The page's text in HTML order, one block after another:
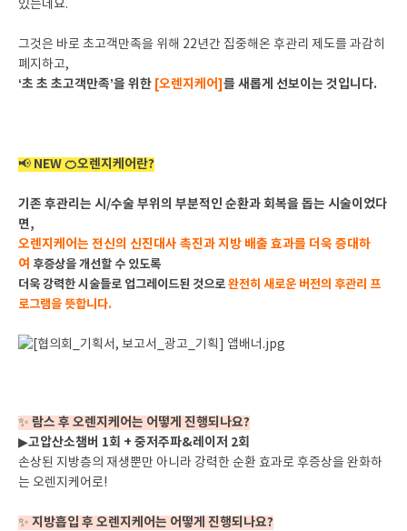
있는데요.
그것은 바로 초고객만족을 위해 22년간 집중해온 후관리 제도를 과감히
폐지하고,
‘초 초 초고객만족’을 위한 [오렌지케어] 를 새롭게 선보이는 것입니다.
📢 NEW 🍊오렌지케어란?
기존 후관리는 시/수술 부위의 부분적인 순환과 회복을 돕는 시술이었다
면,
오렌지케어는 전신의 신진대사 촉진과 지방 배출 효과를 더욱 증대하
여 후증상을 개선할 수 있도록
더욱 강력한 시술들로 업그레이드된 것으로완전히 새로운 버전의 후관리 프
로그램을 뜻합니다.
✨ 람스 후 오렌지케어는 어떻게 진행되나요?
▶고압산소챔버 1회 + 중저주파&레이저 2회
손상된 지방층의 재생뿐만 아니라 강력한 순환 효과로 후증상을 완화하
는 오렌지케어로!
✨ 지방흡입 후 오렌지케어는 어떻게 진행되나요?